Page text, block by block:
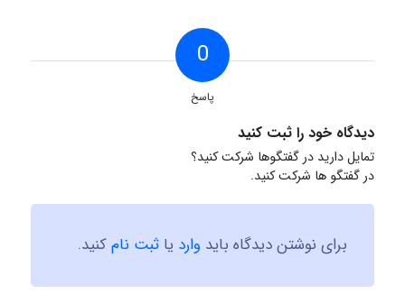
0
پاسخ
دیدگاه خود را ثبت کنید
تمایل دارید در گفتگوها شرکت کنید؟
در گفتگو ها شرکت کنید.
برای نوشتن دیدگاه باید وارد یا ثبت نامکنید.